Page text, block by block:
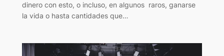
dinero con esto, o incluso, en algunos raros, ganarse
la vida o hasta cantidades que…